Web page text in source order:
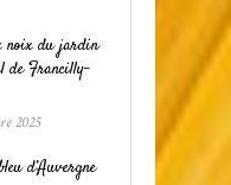
noix du jardin
de Francilly-
2025
d’Auvergne